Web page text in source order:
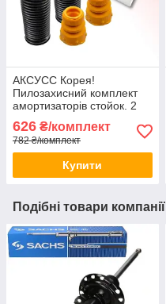
АКСУСС Корея!
Пилозахисний комплект
амортизаторів стойок. 2
626 ₴/комплект
782 ₴/комплект
Купити
Подібні товари компанії